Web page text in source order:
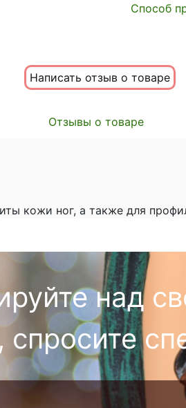
Способ
Написать отзыв о товаре
Отзывы о товаре
кожи ног, а также для
над
спросите